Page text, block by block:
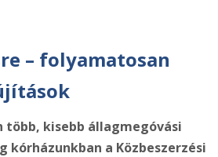
– folyamatosan
több, kisebb állagmegóvási
a Közbeszerzési